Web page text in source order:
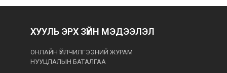
ХУУЛЬ ЭРХ ЗҮЙН МЭДЭЭЛЭЛ
ОНЛАЙН ҮЙЛЧИЛГЭЭНИЙ ЖУРАМ
НУУЦЛАЛЫН БАТАЛГАА